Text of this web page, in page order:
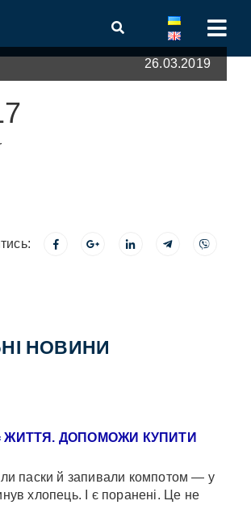
26.03.2019
НОВИНИ
ЖИТТЯ. ДОПОМОЖИ КУПИТИ
паски й запивали компотом — у
хлопець. І є поранені. Це не